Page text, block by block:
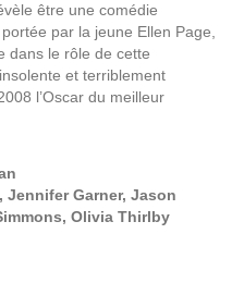
être une comédie
par la jeune Ellen Page,
dans le rôle de cette
et terriblement
l’Oscar du meilleur
Jennifer Garner, Jason
Olivia Thirlby